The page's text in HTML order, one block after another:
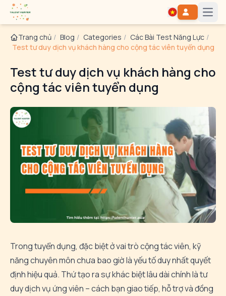
Trang chủ / Blog / Categories / Các Bài Test Năng Lực /
Test tư duy dịch vụ khách hàng cho cộng tác viên tuyển dụng
Test tư duy dịch vụ khách hàng cho
cộng tác viên tuyển dụng
Trong tuyển dụng, đặc biệt ở vai trò cộng tác viên, kỹ
năng chuyên môn chưa bao giờ là yếu tố duy nhất quyết
định hiệu quả. Thứ tạo ra sự khác biệt lâu dài chính là tư
duy dịch vụ ứng viên – cách bạn giao tiếp, hỗ trợ và đồng